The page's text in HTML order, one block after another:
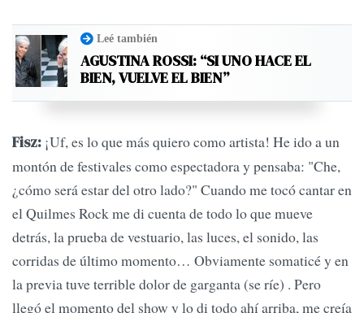
Leé también
AGUSTINA ROSSI: “SI UNO HACE EL
BIEN, VUELVE EL BIEN”
Fisz: ¡Uf, es lo que más quiero como artista! He ido a un
montón de festivales como espectadora y pensaba: "Che,
¿cómo será estar del otro lado?" Cuando me tocó cantar en
el Quilmes Rock me di cuenta de todo lo que mueve
detrás, la prueba de vestuario, las luces, el sonido, las
corridas de último momento… Obviamente somaticé y en
la previa tuve terrible dolor de garganta (se ríe) . Pero
llegó el momento del show y lo di todo ahí arriba, me creía